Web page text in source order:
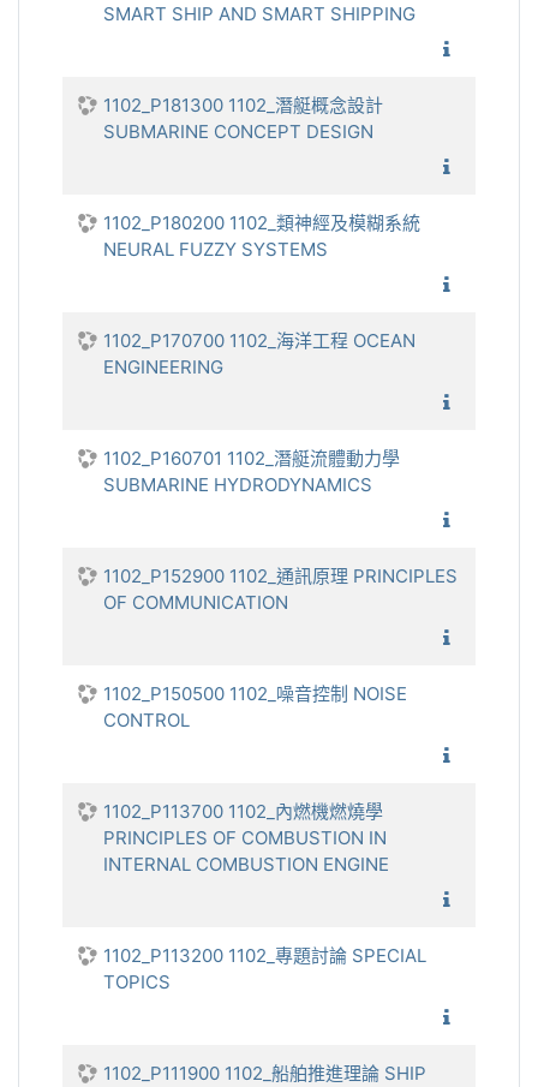
SMART SHIP AND SMART SHIPPING
1102_P181300 1102_潛艇概念設計
SUBMARINE CONCEPT DESIGN
1102_P180200 1102_類神經及模糊系統
NEURAL FUZZY SYSTEMS
1102_P170700 1102_海洋工程 OCEAN
ENGINEERING
1102_P160701 1102_潛艇流體動力學
SUBMARINE HYDRODYNAMICS
1102_P152900 1102_通訊原理 PRINCIPLES
OF COMMUNICATION
1102_P150500 1102_噪音控制 NOISE
CONTROL
1102_P113700 1102_內燃機燃燒學
PRINCIPLES OF COMBUSTION IN
INTERNAL COMBUSTION ENGINE
1102_P113200 1102_專題討論 SPECIAL
TOPICS
1102_P111900 1102_船舶推進理論 SHIP